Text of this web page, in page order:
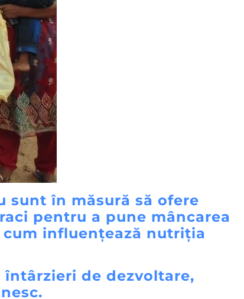
sunt în măsură să ofere
pentru a pune mâncarea
cum influențează nutriția
de dezvoltare,